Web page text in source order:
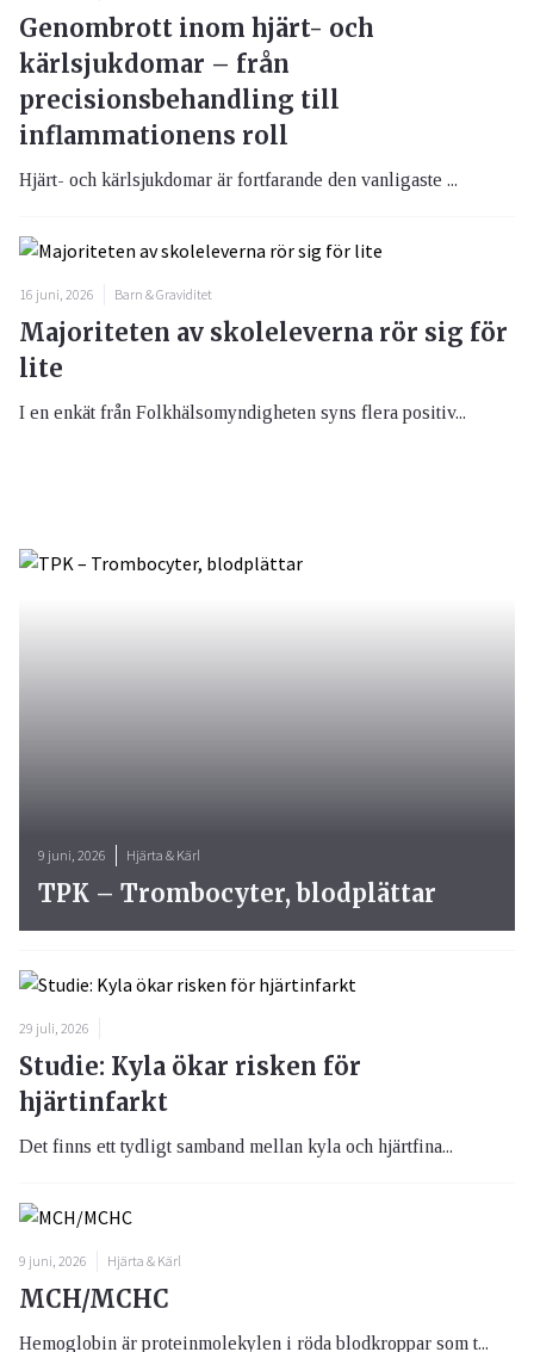
Genombrott inom hjärt- och
kärlsjukdomar – från
precisionsbehandling till
inflammationens roll
Hjärt- och kärlsjukdomar är fortfarande den vanligaste ...
16 juni, 2026 Barn & Graviditet
Majoriteten av skoleleverna rör sig för
lite
I en enkät från Folkhälsomyndigheten syns flera positiv...
29 juli, 2026
Studie: Kyla ökar risken för
hjärtinfarkt
Det finns ett tydligt samband mellan kyla och hjärtfina...
9 juni, 2026 Hjärta & Kärl
MCH/MCHC
Hemoglobin är proteinmolekylen i röda blodkroppar som t...
9 juni, 2026 Hjärta & Kärl
TPK – Trombocyter, blodplättar